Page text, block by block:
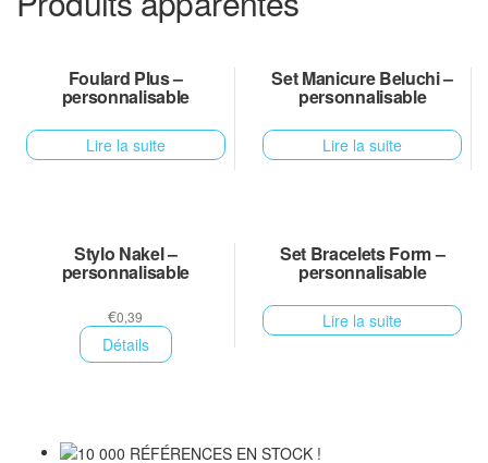
Foulard Plus –
personnalisable
Lire la suite
Set Manicure Beluchi –
personnalisable
Lire la suite
Stylo Nakel –
personnalisable
€0,39
Détails
Set Bracelets Form –
personnalisable
Lire la suite